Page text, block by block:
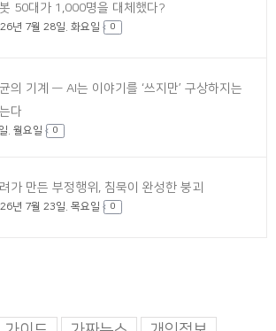
50대가 1,000명을 대체했다?
년 7월 28일. 화요일 0
의 기계 — AI는 이야기를 ‘쓰지만’ 구상하지는
다
. 월요일 0
가 만든 부정행위, 침묵이 완성한 붕괴
년 7월 23일. 목요일 0